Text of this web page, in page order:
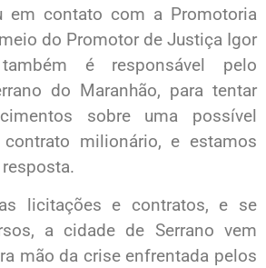
em contato com a Promotoria
do Promotor de Justiça Igor
é responsável pelo
do Maranhão, para tentar
sobre uma possível
milionário, e estamos
licitações e contratos, e se
a cidade de Serrano vem
mão da crise enfrentada pelos